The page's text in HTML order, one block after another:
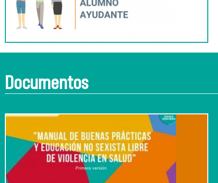
Documentos